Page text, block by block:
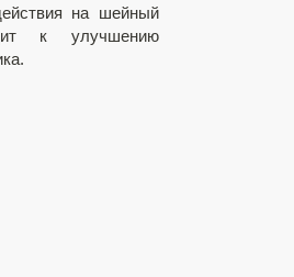
на шейный
к улучшению